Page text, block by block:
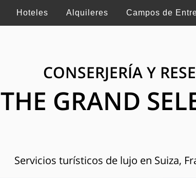
Hoteles Alquileres Campos de
CONSERJERÍA Y
THE GRAND
Servicios turísticos de lujo en Suiza,